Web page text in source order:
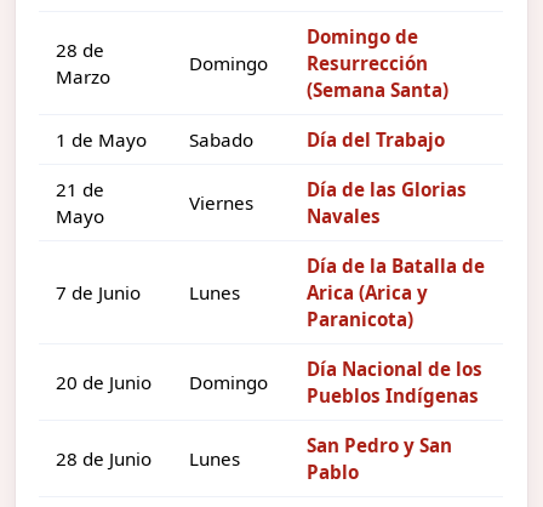
28 de
Marzo
Domingo
Domingo de
Resurrección
(Semana Santa)
1 de Mayo Sabado Día del Trabajo
21 de
Mayo
Viernes
Día de las Glorias
Navales
7 de Junio Lunes
Día de la Batalla de
Arica (Arica y
Paranicota)
20 de Junio Domingo
Día Nacional de los
Pueblos Indígenas
28 de Junio Lunes
San Pedro y San
Pablo